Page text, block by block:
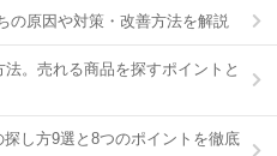
の原因や対策・改善方法を解説
。売れる商品を探すポイントと
探し方9選と8つのポイントを徹底